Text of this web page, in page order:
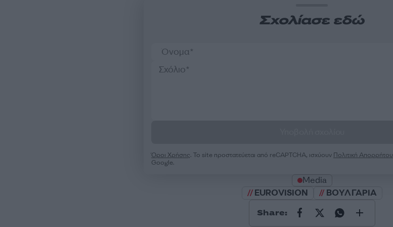
Σχολίασε εδώ
Όροι Χρήσης. Το site προστατεύεται από reCAPTCHA, ισχύουν Πολιτική Απορρήτου
Google.
Media
EUROVISION
ΒΟΥΛΓΑΡΙΑ
Share: